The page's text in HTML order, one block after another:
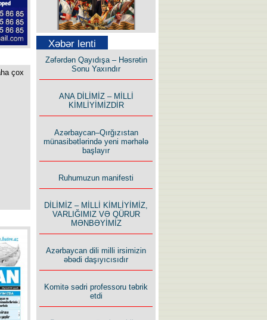
çox
Səfər Alışarlı yazır
Uzun yolun Yolçusu
Xəbər lenti
Zəfərdən Qayıdışa – Həsrətin
Sonu Yaxındır
ANA DİLİMİZ – MİLLİ
KİMLİYİMİZDİR
Azərbaycan–Qırğızıstan
münasibətlərində yeni mərhələ
başlayır
Ruhumuzun manifesti
DİLİMİZ – MİLLİ KİMLİYİMİZ,
VARLIĞIMIZ VƏ QÜRUR
MƏNBƏYİMİZ
Azərbaycan dili milli irsimizin
əbədi daşıyıcısıdır
Komitə sədri professoru təbrik
etdi